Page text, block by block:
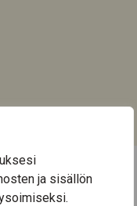
ja sisällön